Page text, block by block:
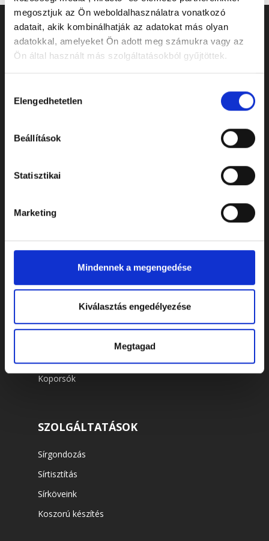
megosztjuk az Ön weboldalhasználatra vonatkozó
adatait, akik kombinálhatják az adatokat más olyan
adatokkal, amelyeket Ön adott meg számukra vagy az
Ön által használt más szolgáltatásokból gyűjtöttek.
kiválasztása
Elengedhetetlen
Beállítások
Statisztikai
Marketing
Mindennek a megengedése
Kiválasztás engedélyezése
Megtagad
ELÉRHETŐSÉGEK
E-mail:temeto@biokom.hu
WEBSHOP
Koporsók
SZOLGÁLTATÁSOK
Sírgondozás
Sírtisztítás
Sírköveink
Koszorú készítés